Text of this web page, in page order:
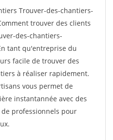
Trouver-des-chantiers-
trouver des clients
des-chantiers-
tant qu'entreprise du
facile de trouver des
à réaliser rapidement.
vous permet de
instantannée avec des
professionnels pour